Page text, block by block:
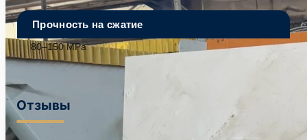
Прочность на сжатие
80–150 MPa
Отзывы